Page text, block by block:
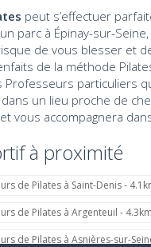
peut s’effectuer
parc à Épinay-sur-
de vous blesser et
de la méthode
Professeurs particuliers
un lieu proche de
vous accompagnera
à proximité
de Pilates à Saint-Denis -
de Pilates à Argenteuil - 4.3km
de Pilates à Asnières-sur-